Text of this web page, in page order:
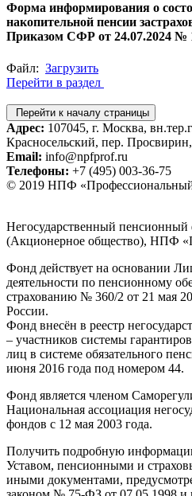
Форма информирования о
накопительной пенсии
Приказом СФР от 24.07.2024 №
Файл: Загрузить
Перейти в раздел
Перейти к началу страницы
Адрес: 107045, г. Москва,
Красносельский, пер.
Email: info@npfprof.ru
Телефоны: +7 (495) 003-36-75
© 2019 НПФ
Негосударственный
(Акционерное общество), НПФ
Фонд действует на основании
деятельности по пенсионному
страхованию № 360/2 от 21 мая
России.
Фонд внесён в реестр
– участников системы
лиц в системе обязательного
июня 2016 года под номером 44.
Фонд является членом
Национальная ассоциация
фондов с 12 мая 2003 года.
Получить подробную
Уставом, пенсионными и
иными документами,